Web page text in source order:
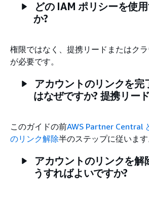
どの IAM ポリシーを使
か?
権限ではなく、提携リードまたはク
が必要です。
アカウントのリンクを完
はなぜですか? 提携リー
このガイドの前AWS Partner Central
のリンク解除半のステップに従います
アカウントのリンクを解
うすればよいですか?